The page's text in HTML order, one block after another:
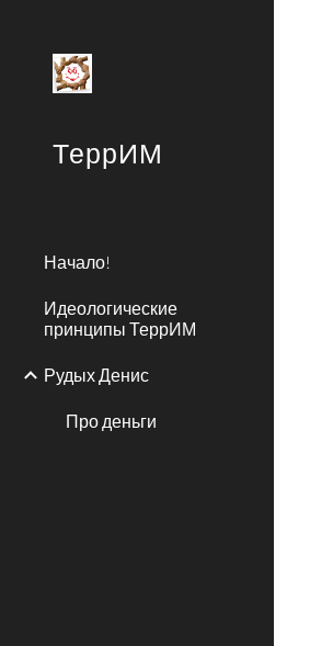
ТеррИМ
Начало!
Идеологические
принципы ТеррИМ
Рудых Денис
Про деньги